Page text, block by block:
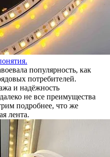
популярность, как
потребителей.
и надёжность
не все преимущества
подробнее, что же
лента.